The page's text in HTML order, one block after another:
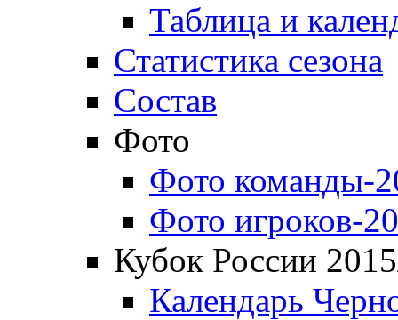
Таблица и
Статистика сезона
Состав
Фото
Фото команды-
Фото игроков-
Кубок России
Календарь